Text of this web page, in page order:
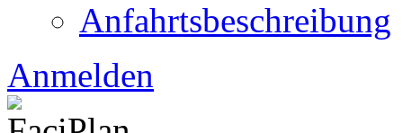
Anfahrtsbeschreibung
Anmelden